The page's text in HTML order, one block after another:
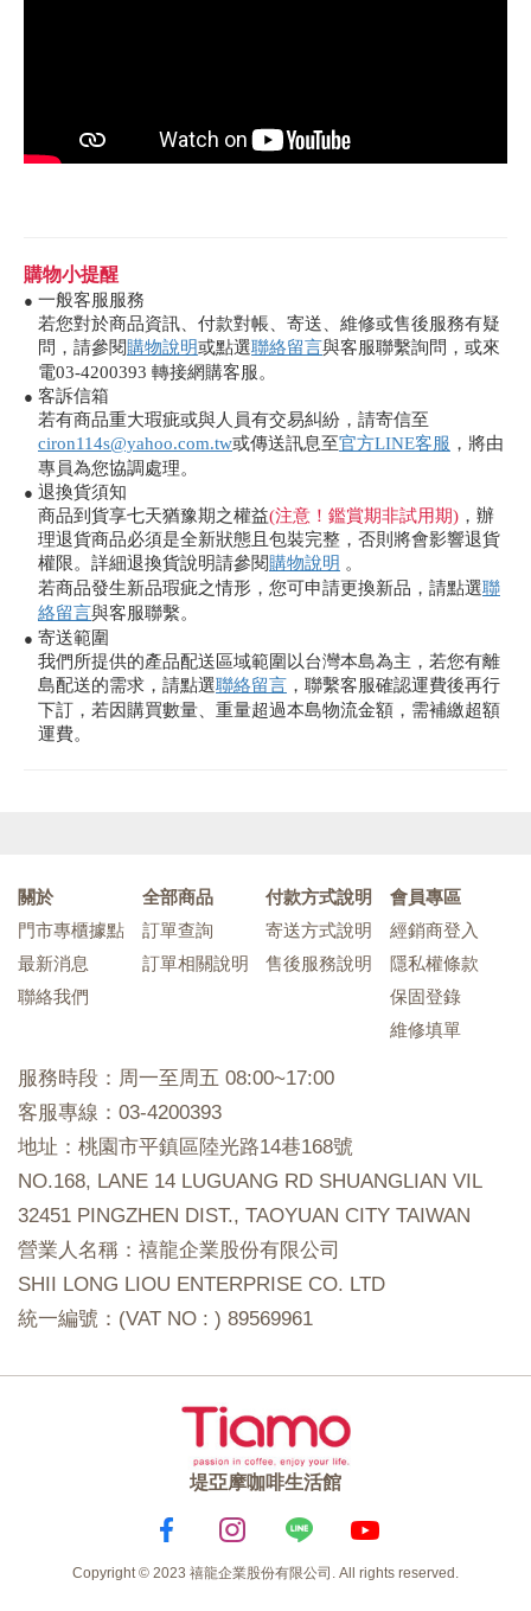
購物小提醒
● 一般客服服務
若您對於商品資訊、付款對帳、寄送、維修或售後服務有疑
問，請參閱購物說明或點選聯絡留言與客服聯繫詢問，或來
電03-4200393 轉接網購客服。
● 客訴信箱
若有商品重大瑕疵或與人員有交易糾紛，請寄信至
ciron114s@yahoo.com.tw或傳送訊息至官方LINE客服 ，將由
專員為您協調處理。
● 退換貨須知
商品到貨享七天猶豫期之權益(注意！鑑賞期非試用期) ，辦
理退貨商品必須是全新狀態且包裝完整，否則將會影響退貨
權限。詳細退換貨說明請參閱購物說明 。
若商品發生新品瑕疵之情形，您可申請更換新品，請點選聯
絡留言與客服聯繫。
● 寄送範圍
我們所提供的產品配送區域範圍以台灣本島為主，若您有離
島配送的需求，請點選聯絡留言 ，聯繫客服確認運費後再行
下訂，若因購買數量、重量超過本島物流金額，需補繳超額
運費。
關於
門市專櫃據點
最新消息
聯絡我們
全部商品
訂單查詢
訂單相關說明
付款方式說明
寄送方式說明
售後服務說明
會員專區
經銷商登入
隱私權條款
保固登錄
維修填單
服務時段：周一至周五 08:00~17:00
客服專線：03-4200393
地址：桃園市平鎮區陸光路14巷168號
NO.168, LANE 14 LUGUANG RD SHUANGLIAN VIL
32451 PINGZHEN DIST., TAOYUAN CITY TAIWAN
營業人名稱：禧龍企業股份有限公司
SHII LONG LIOU ENTERPRISE CO. LTD
統一編號：(VAT NO : ) 89569961
堤亞摩咖啡生活館
Copyright © 2023 禧龍企業股份有限公司. All rights reserved.